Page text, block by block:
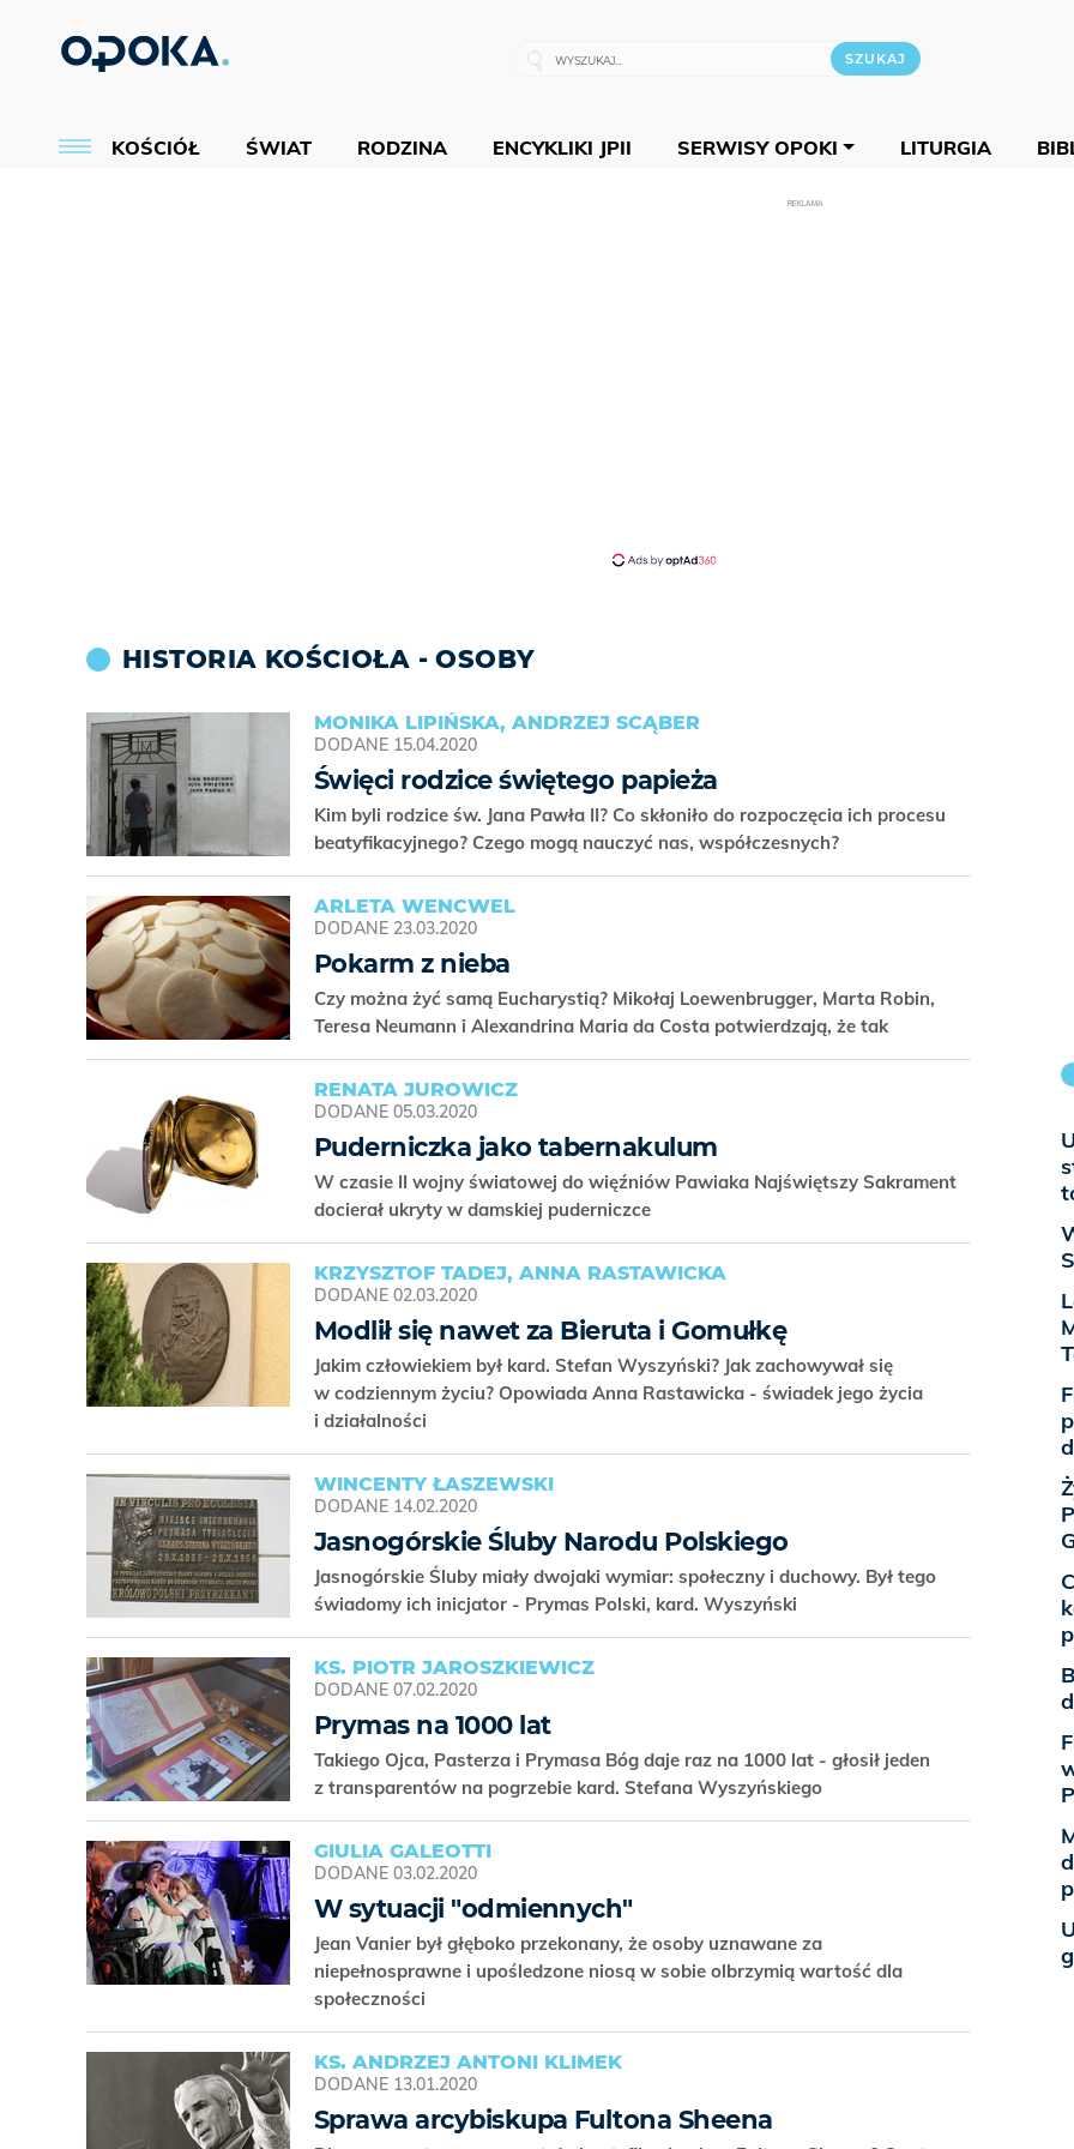
KOŚCIÓŁ ŚWIAT RODZINA ENCYKLIKI JPII SERWISY OPOKI LITURGIA
REKLAMA
HISTORIA KOŚCIOŁA - OSOBY
MONIKA LIPIŃSKA, ANDRZEJ SCĄBER
DODANE 15.04.2020
Święci rodzice świętego papieża
Kim byli rodzice św. Jana Pawła II? Co skłoniło do rozpoczęcia ich procesu
beatyfikacyjnego? Czego mogą nauczyć nas, współczesnych?
ARLETA WENCWEL
DODANE 23.03.2020
Pokarm z nieba
Czy można żyć samą Eucharystią? Mikołaj Loewenbrugger, Marta Robin,
Teresa Neumann i Alexandrina Maria da Costa potwierdzają, że tak
RENATA JUROWICZ
DODANE 05.03.2020
Puderniczka jako tabernakulum
W czasie II wojny światowej do więźniów Pawiaka Najświętszy Sakrament
docierał ukryty w damskiej puderniczce
KRZYSZTOF TADEJ, ANNA RASTAWICKA
DODANE 02.03.2020
Modlił się nawet za Bieruta i Gomułkę
Jakim człowiekiem był kard. Stefan Wyszyński? Jak zachowywał się
w codziennym życiu? Opowiada Anna Rastawicka - świadek jego życia
i działalności
WINCENTY ŁASZEWSKI
DODANE 14.02.2020
Jasnogórskie Śluby Narodu Polskiego
Jasnogórskie Śluby miały dwojaki wymiar: społeczny i duchowy. Był tego
świadomy ich inicjator - Prymas Polski, kard. Wyszyński
KS. PIOTR JAROSZKIEWICZ
DODANE 07.02.2020
Prymas na 1000 lat
Takiego Ojca, Pasterza i Prymasa Bóg daje raz na 1000 lat - głosił jeden
z transparentów na pogrzebie kard. Stefana Wyszyńskiego
GIULIA GALEOTTI
DODANE 03.02.2020
W sytuacji "odmiennych"
Jean Vanier był głęboko przekonany, że osoby uznawane za
niepełnosprawne i upośledzone niosą w sobie olbrzymią wartość dla
społeczności
KS. ANDRZEJ ANTONI KLIMEK
DODANE 13.01.2020
Sprawa arcybiskupa Fultona Sheena